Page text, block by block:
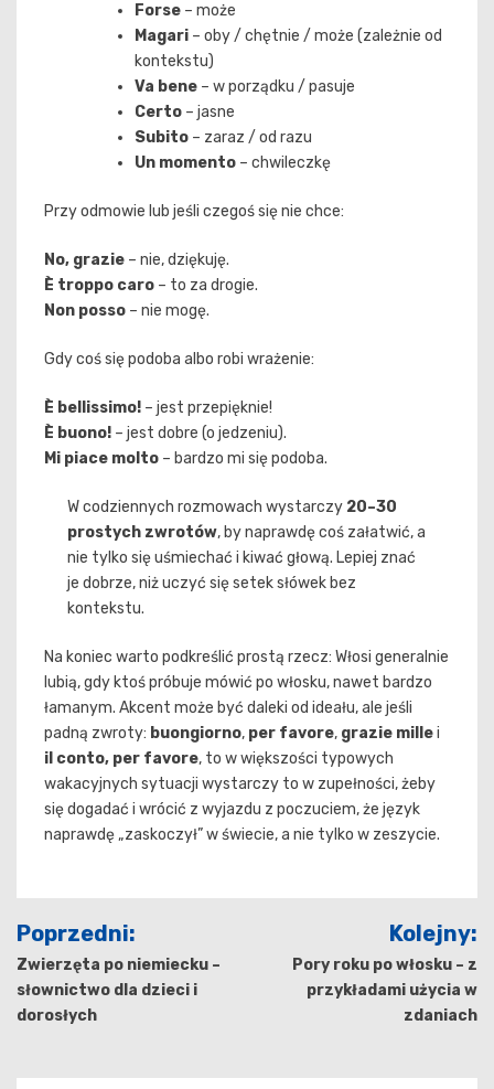
Forse – może
Magari – oby / chętnie / może (zależnie od
kontekstu)
Va bene – w porządku / pasuje
Certo – jasne
Subito – zaraz / od razu
Un momento – chwileczkę
Przy odmowie lub jeśli czegoś się nie chce:
No, grazie – nie, dziękuję.
È troppo caro – to za drogie.
Non posso – nie mogę.
Gdy coś się podoba albo robi wrażenie:
È bellissimo! – jest przepięknie!
È buono! – jest dobre (o jedzeniu).
Mi piace molto – bardzo mi się podoba.
W codziennych rozmowach wystarczy 20–30
prostych zwrotów, by naprawdę coś załatwić, a
nie tylko się uśmiechać i kiwać głową. Lepiej znać
je dobrze, niż uczyć się setek słówek bez
kontekstu.
Na koniec warto podkreślić prostą rzecz: Włosi generalnie
lubią, gdy ktoś próbuje mówić po włosku, nawet bardzo
łamanym. Akcent może być daleki od ideału, ale jeśli
padną zwroty: buongiorno, per favore, grazie millei
il conto, per favore, to w większości typowych
wakacyjnych sytuacji wystarczy to w zupełności, żeby
się dogadać i wrócić z wyjazdu z poczuciem, że język
naprawdę „zaskoczył” w świecie, a nie tylko w zeszycie.
Nawigacja
wpisu
Poprzedni:
Zwierzęta po niemiecku –
słownictwo dla dzieci i
dorosłych
Kolejny:
Pory roku po włosku – z
przykładami użycia w
zdaniach